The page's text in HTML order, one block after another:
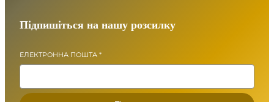
Підпишіться на нашу розсилку
ЕЛЕКТРОННА ПОШТА *